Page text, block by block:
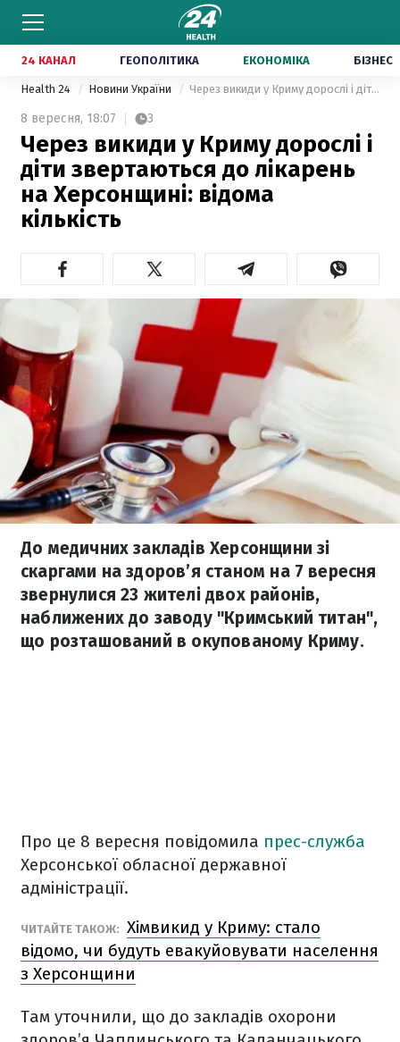
24 КАНАЛ ГЕОПОЛІТИКА ЕКОНОМІКА БІЗНЕС
Health 24 Новини України Через викиди у Криму дорослі і діти звертаються до лікарень на Херсонщині: відома кількість
8 вересня, 18:07 3
Через викиди у Криму дорослі і
діти звертаються до лікарень
на Херсонщині: відома
кількість
До медичних закладів Херсонщини зі
скаргами на здоров’я станом на 7 вересня
звернулися 23 жителі двох районів,
наближених до заводу "Кримський титан",
що розташований в окупованому Криму.
Про це 8 вересня повідомила прес-служба
Херсонської обласної державної
адміністрації.
ЧИТАЙТЕ ТАКОЖ: Хімвикид у Криму: стало
відомо, чи будуть евакуйовувати населення
з Херсонщини
Там уточнили, що до закладів охорони